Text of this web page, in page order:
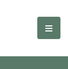
刊 選